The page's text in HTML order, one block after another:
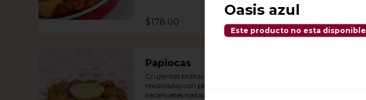
$178.00
Papiocas
Crujientes bolitas de papa
mezcladas con perlas de tapioca,
cacahuetes tostados y un toque de
Oasis azul
Este producto no esta disponible